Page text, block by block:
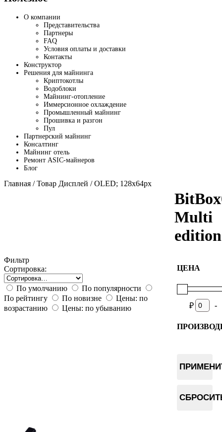
О компании
Представительства
Партнеры
FAQ
Условия оплаты и доставки
Контакты
Конструктор
Решения для майнинга
Криптокотлы
Водоблоки
Майнинг-отопление
Иммерсионное охлаждение
Промышленный майнинг
Прошивка и разгон
Пул
Партнерский майнинг
Консалтинг
Майнинг отель
Ремонт ASIC-майнеров
Блог
Главная / Товар Дисплей / OLED; 128x64px
Multi
edition
Фильтр
Сортировка:
По умолчанию
По популярности
По рейтингу
По новизне
Цены: по
возрастанию
Цены: по убыванию
ЦЕНА
₽ -